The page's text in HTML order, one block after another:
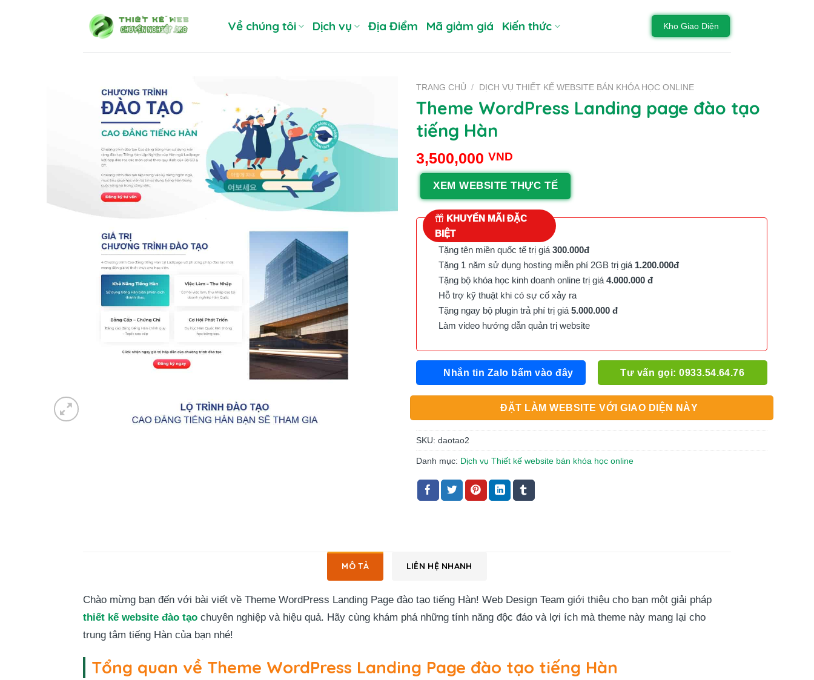
Về chúng tôi Dịch vụ Địa Điểm Mã giảm giá Kiến thức Kho Giao Diện
TRANG CHỦ / DỊCH VỤ THIẾT KẾ WEBSITE BÁN KHÓA HỌC ONLINE
Theme WordPress Landing page đào tạo
tiếng Hàn
3,500,000 VND
XEM WEBSITE THỰC TẾ
KHUYẾN MÃI ĐẶC
BIỆT
Tặng tên miền quốc tế trị giá 300.000đ
Tặng 1 năm sử dụng hosting miễn phí 2GB trị giá 1.200.000đ
Tặng bộ khóa học kinh doanh online trị giá 4.000.000 đ
Hỗ trợ kỹ thuật khi có sự cố xảy ra
Tặng ngay bộ plugin trả phí trị giá 5.000.000 đ
Làm video hướng dẫn quản trị website
Nhắn tin Zalo bấm vào đây Tư vấn gọi: 0933.54.64.76
ĐẶT LÀM WEBSITE VỚI GIAO DIỆN NÀY
SKU: daotao2
Danh mục: Dịch vụ Thiết kế website bán khóa học online
MÔ TẢ LIÊN HỆ NHANH
Chào mừng bạn đến với bài viết về Theme WordPress Landing Page đào tạo tiếng Hàn! Web Design Team giới thiệu cho bạn một giải pháp
thiết kế website đào tạo chuyên nghiệp và hiệu quả. Hãy cùng khám phá những tính năng độc đáo và lợi ích mà theme này mang lại cho
trung tâm tiếng Hàn của bạn nhé!
Tổng quan về Theme WordPress Landing Page đào tạo tiếng Hàn